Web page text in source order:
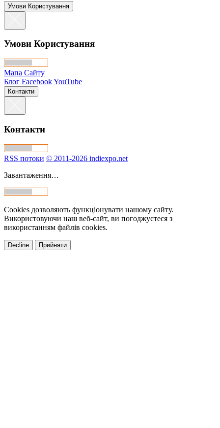
Умови Користування
Умови Користування
Мапа Сайту
Блог FacebookYouTube
Контакти
Контакти
RSS потоки © 2011-2026 indiexpo.net
Завантаження…
Cookies дозволяють функціонувати нашому сайту.
Використовуючи наш веб-сайт, ви погоджуєтеся з
використанням файлів cookies.
Decline Прийняти